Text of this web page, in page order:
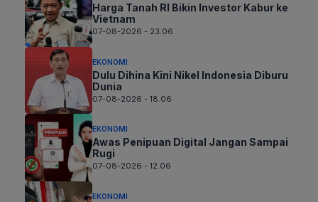
Harga Tanah RI Bikin Investor Kabur ke
Vietnam
07-08-2026 - 23.06
EKONOMI
Dulu Dihina Kini Nikel Indonesia Diburu
Dunia
07-08-2026 - 18.06
EKONOMI
Awas Penipuan Digital Jangan Sampai
Rugi
07-08-2026 - 12.06
EKONOMI